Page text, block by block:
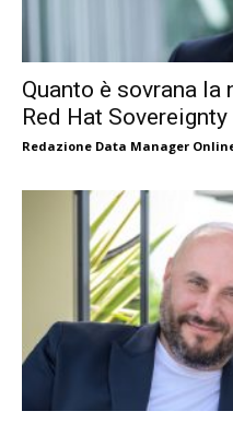
Quanto è sovrana la
Red Hat
Redazione Data Manager